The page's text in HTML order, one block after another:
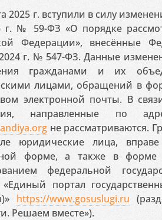
2025 г. вступили в силу
г. № 59-ФЗ «О порядке
Федерации», внесённые
г. № 547-ФЗ. Данные
гражданами и их
лицами, обращений в
электронной почты. В
направленные по
не рассматриваются.
юридические лица,
форме, а также в форме
федеральной
портал
https://www.gosuslugi.ru
Решаем вместе»).